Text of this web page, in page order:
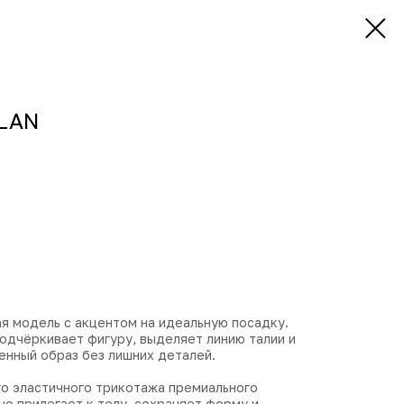
модель с акцентом на идеальную посадку.
фигуру, выделяет линию талии и
образ без лишних деталей.
эластичного трикотажа премиального